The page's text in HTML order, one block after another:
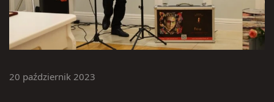
20 październik 2023